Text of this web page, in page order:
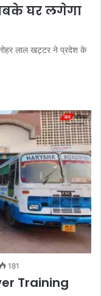
घर लगेगा
लाल खट्टर ने प्रदेश के
181
Training